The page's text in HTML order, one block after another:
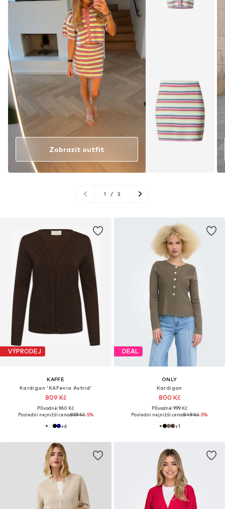
VÝPRODEJ
KAFFE
Kardigan 'KAFenia Astrid'
809 Kč
Původně: 960 Kč
Poslední nejnižší cena:859 Kč-5%
+6
DEAL
ONLY
Kardigan
800 Kč
Původně: 999 Kč
Poslední nejnižší cena:849 Kč-5%
+1
Zobrazit outfit
1 / 3